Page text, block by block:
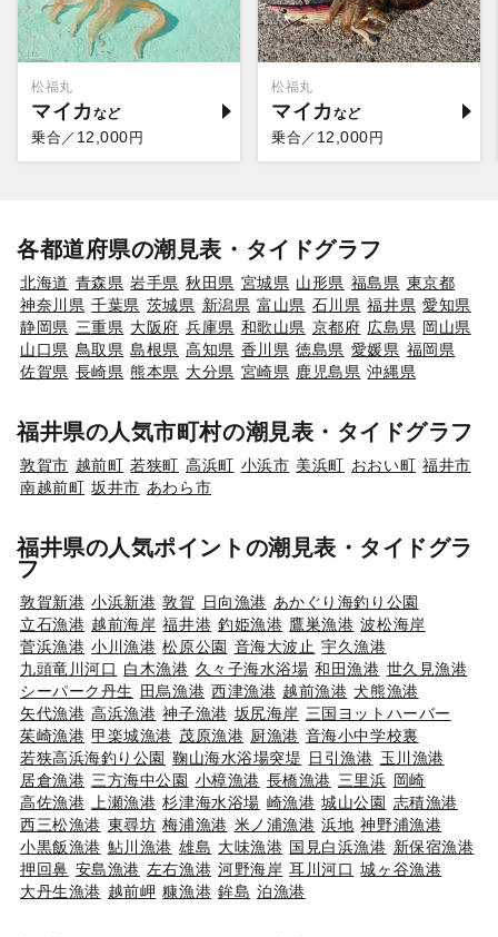
松福丸
マイカ
乗合／ 12,000円
松福丸
マイカ
乗合／ 12,000円
各都道府県の潮見表・タイドグラフ
北海道 青森県 岩手県 秋田県 宮城県 山形県 福島県 東京都
神奈川県 千葉県 茨城県 新潟県 富山県 石川県 福井県 愛知県
静岡県 三重県 大阪府 兵庫県 和歌山県 京都府 広島県 岡山県
山口県 鳥取県 島根県 高知県 香川県 徳島県 愛媛県 福岡県
佐賀県 長崎県 熊本県 大分県 宮崎県 鹿児島県 沖縄県
福井県の人気市町村の潮見表・タイドグラフ
敦賀市 越前町 若狭町 高浜町 小浜市 美浜町 おおい町 福井市
南越前町 坂井市 あわら市
福井県の人気ポイントの潮見表・タイドグラ
フ
敦賀新港 小浜新港 敦賀 日向漁港 あかぐり海釣り公園
立石漁港 越前海岸 福井港 釣姫漁港 鷹巣漁港 波松海岸
菅浜漁港 小川漁港 松原公園 音海大波止 宇久漁港
九頭竜川河口 白木漁港 久々子海水浴場 和田漁港 世久見漁港
シーパーク丹生 田烏漁港 西津漁港 越前漁港 犬熊漁港
矢代漁港 高浜漁港 神子漁港 坂尻海岸 三国ヨットハーバー
茱崎漁港 甲楽城漁港 茂原漁港 厨漁港 音海小中学校裏
若狭高浜海釣り公園 鞠山海水浴場突堤 日引漁港 玉川漁港
居倉漁港 三方海中公園 小樟漁港 長橋漁港 三里浜 岡崎
高佐漁港
上瀬漁港 杉津海水浴場 崎漁港 城山公園 志積漁港
西三松漁港 東尋坊 梅浦漁港 米ノ浦漁港 浜地 神野浦漁港
小黒飯漁港 鮎川漁港 雄島 大味漁港 国見白浜漁港 新保宿漁港
押回鼻 安島漁港 左右漁港 河野海岸 耳川河口 城ヶ谷漁港
大丹生漁港 越前岬 糠漁港 鉾島 泊漁港